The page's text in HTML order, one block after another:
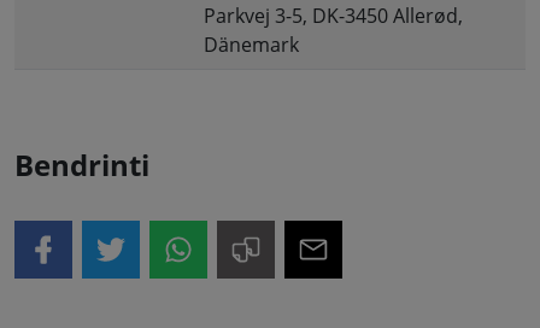
Parkvej 3-5, DK-3450 Allerød,
Dänemark
Bendrinti